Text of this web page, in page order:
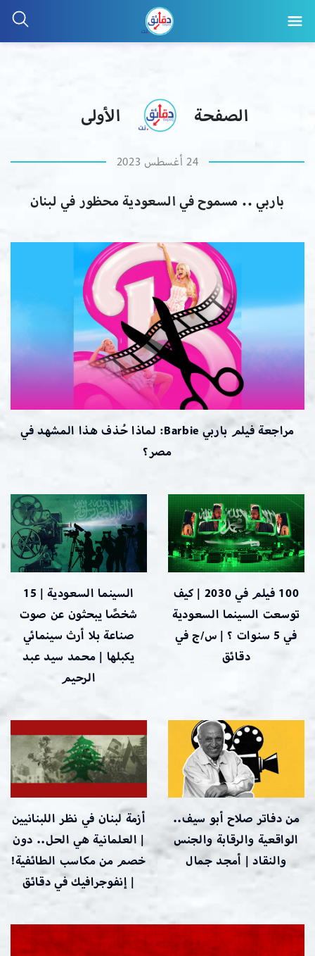
الصفحة الأولى
24 أغسطس 2023
باربي .. مسموح في السعودية محظور في لبنان
مراجعة فيلم باربي Barbie: لماذا حُذف هذا المشهد في
مصر؟
100 فيلم في 2030 | كيف
توسعت السينما السعودية
في 5 سنوات ؟ | س/ج في
دقائق
السينما السعودية | 15
شخصًا يبحثون عن صوت
صناعة بلا أرث سينمائي
يكبلها | محمد سيد عبد
الرحيم
من دفاتر صلاح أبو سيف..
الواقعية والرقابة والجنس
والنقاد | أمجد جمال
أزمة لبنان في نظر اللبنانيين
| العلمانية هي الحل.. دون
خصم من مكاسب الطائفية!
| إنفوجرافيك في دقائق